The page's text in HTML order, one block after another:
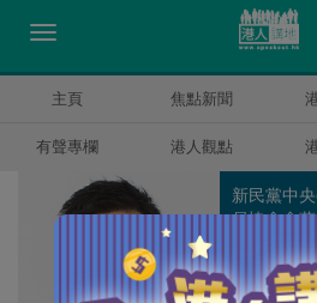
主頁 焦點新聞
有聲專欄 港人觀點
新民黨中
員協會會
作，遊走
己算是離
策脫離社